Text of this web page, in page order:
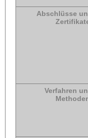
Abschlüsse
Verfahren